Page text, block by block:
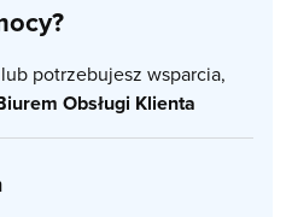
potrzebujesz wsparcia,
Obsługi Klienta